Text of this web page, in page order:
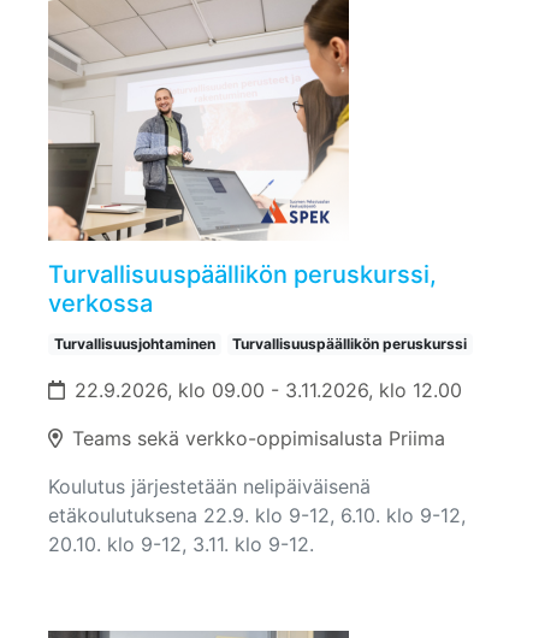
Turvallisuuspäällikön peruskurssi,
verkossa
Turvallisuusjohtaminen Turvallisuuspäällikön peruskurssi
22.9.2026, klo 09.00 - 3.11.2026, klo 12.00
Teams sekä verkko-oppimisalusta Priima
Koulutus järjestetään nelipäiväisenä
etäkoulutuksena 22.9. klo 9-12, 6.10. klo 9-12,
20.10. klo 9-12, 3.11. klo 9-12.